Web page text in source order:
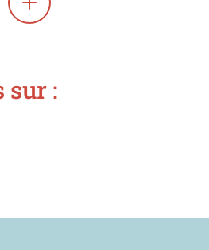
SHOW MORE
sur :